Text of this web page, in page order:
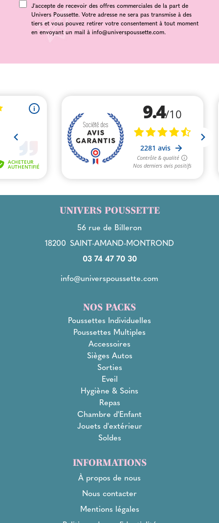
J'accepte de recevoir des offres commerciales de la part de
Univers Poussette. Votre adresse ne sera pas transmise à des
tiers et vous pouvez retirer votre consentement à tout moment
en envoyant un mail à info@universpoussette.com.
UNIVERS POUSSETTE
56 rue de Billeron
18200 SAINT-AMAND-MONTROND
03 74 47 70 30
info@universpoussette.com
NOS PACKS
Poussettes Individuelles
Poussettes Multiples
Accessoires
Sièges Autos
Sorties
Eveil
Hygiène & Soins
Repas
Chambre d'Enfant
Jouets d'extérieur
Soldes
INFORMATIONS
À propos de nous
Nous contacter
Mentions légales